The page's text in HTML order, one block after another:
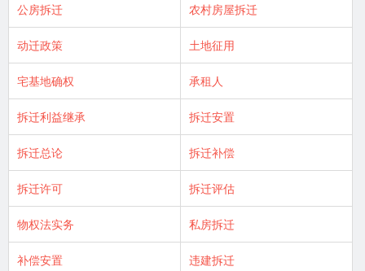
公房拆迁 农村房屋拆迁
动迁政策 土地征用
宅基地确权 承租人
拆迁利益继承 拆迁安置
拆迁总论 拆迁补偿
拆迁许可 拆迁评估
物权法实务 私房拆迁
补偿安置 违建拆迁